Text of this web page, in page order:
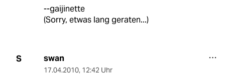
--gaijinette
(Sorry, etwas lang geraten...)
S swan
17.04.2010, 12:42 Uhr